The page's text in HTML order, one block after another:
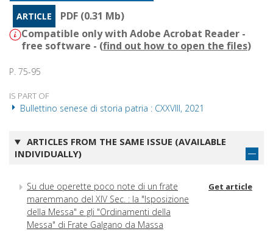
ARTICLE
PDF (0.31 Mb)
Compatible only with Adobe Acrobat Reader -
free software - (find out how to open the files)
P. 75-95
IS PART OF
Bullettino senese di storia patria : CXXVIII, 2021
ARTICLES FROM THE SAME ISSUE (AVAILABLE
INDIVIDUALLY)
Su due operette poco note di un frate
maremmano del XIV Sec. : la "Isposizione
della Messa" e gli "Ordinamenti della
Messa" di Frate Galgano da Massa
Get article